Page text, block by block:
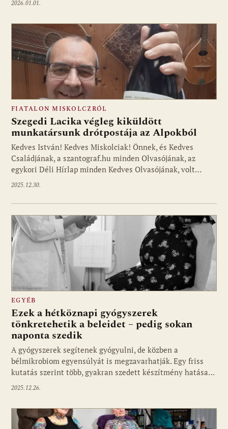
2026.01.01.
FIATALON MISKOLCZRÓL
Szegedi Lacika végleg kiküldött
munkatársunk drótpostája az Alpokból
Kedves István! Kedves Miskolciak! Önnek, és Kedves
Családjának, a szantograf.hu minden Olvasójának, az
egykori Déli Hírlap minden Kedves Olvasójának, volt…
2025.12.30.
EGYÉB
Ezek a hétköznapi gyógyszerek
tönkretehetik a beleidet – pedig sokan
naponta szedik
A gyógyszerek segítenek gyógyulni, de közben a
bélmikrobiom egyensúlyát is megzavarhatják. Egy friss
kutatás szerint több, gyakran szedett készítmény hatása…
2025.12.26.